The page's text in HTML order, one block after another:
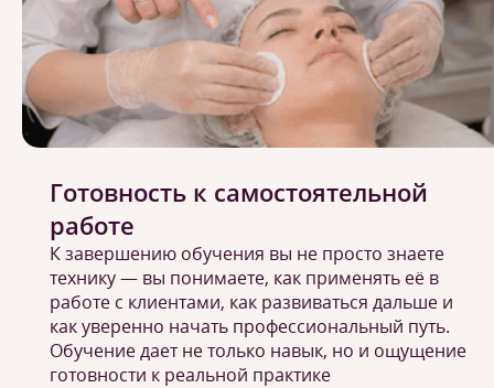
Готовность к самостоятельной
работе
К завершению обучения вы не просто знаете
технику — вы понимаете, как применять её в
работе с клиентами, как развиваться дальше и
как уверенно начать профессиональный путь.
Обучение дает не только навык, но и ощущение
готовности к реальной практике